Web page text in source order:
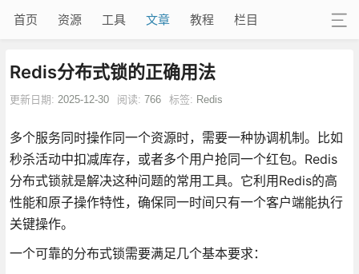
首页 资源 工具 文章 教程 栏目
Redis分布式锁的正确用法
更新日期: 2025-12-30 阅读: 766 标签: Redis
多个服务同时操作同一个资源时，需要一种协调机制。比如
秒杀活动中扣减库存，或者多个用户抢同一个红包。Redis
分布式锁就是解决这种问题的常用工具。它利用Redis的高
性能和原子操作特性，确保同一时间只有一个客户端能执行
关键操作。
一个可靠的分布式锁需要满足几个基本要求：